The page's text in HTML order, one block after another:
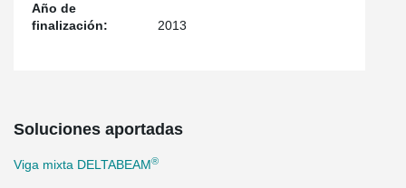
Año de
finalización:
2013
Soluciones aportadas
Viga mixta DELTABEAM®